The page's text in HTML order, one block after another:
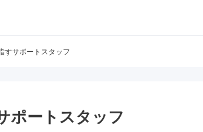
すサポートスタッフ
ポートスタッフ